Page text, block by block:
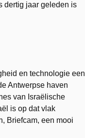
dertig jaar geleden is
en technologie een
Antwerpse haven
van Israëlische
is op dat vlak
Briefcam, een mooi